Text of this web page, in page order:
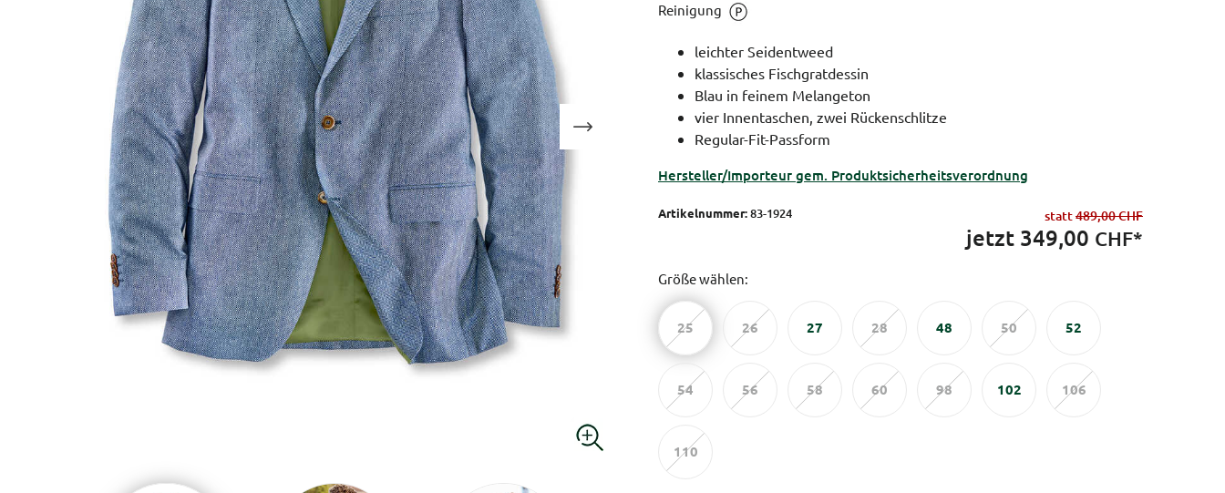
Reinigung
leichter Seidentweed
klassisches Fischgratdessin
Blau in feinem Melangeton
vier Innentaschen, zwei Rückenschlitze
Regular-Fit-Passform
Hersteller/Importeur gem. Produktsicherheitsverordnung
Artikelnummer:83-1924 statt489,00 CHF
jetzt 349,00 CHF*
Größe wählen:
25 26 27 28 48 50 52
54 56 58 60 98 102 106
110